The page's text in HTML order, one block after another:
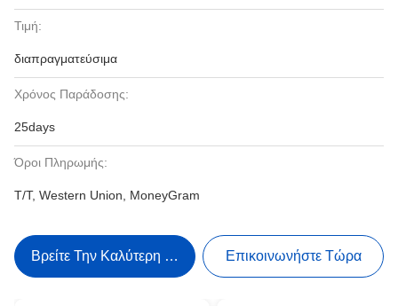
Τιμή:
διαπραγματεύσιμα
Χρόνος Παράδοσης:
25days
Όροι Πληρωμής:
T/T, Western Union, MoneyGram
Βρείτε Την Καλύτερη Τιμή Επικοινωνήστε Τώρα